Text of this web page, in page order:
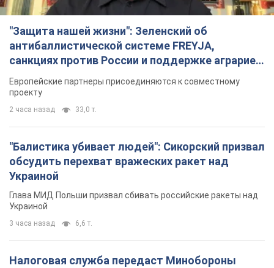
"Защита нашей жизни": Зеленский об
антибаллистической системе FREYJA,
санкциях против России и поддержке аграриев.
Видео
Европейские партнеры присоединяются к совместному
проекту
2 часа назад 33,0 т.
"Балистика убивает людей": Сикорский призвал
обсудить перехват вражеских ракет над
Украиной
Глава МИД Польши призвал сбивать российские ракеты над
Украиной
3 часа назад 6,6 т.
Налоговая служба передаст Минобороны